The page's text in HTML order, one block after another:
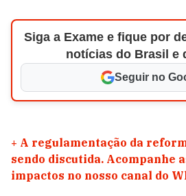
Siga a Exame e fique por
notícias do Brasil e
Seguir no
+ A regulamentação da
sendo discutida. Acompanhe
impactos no nosso canal do